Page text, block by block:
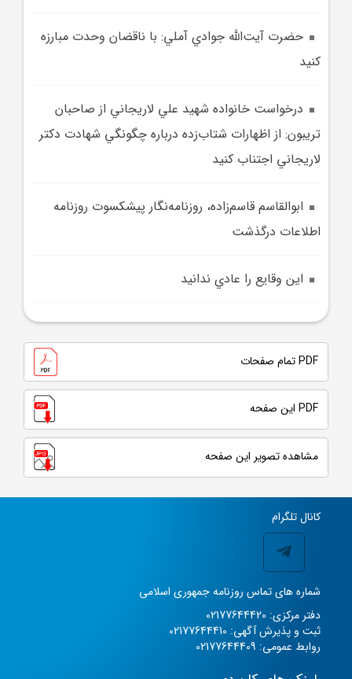
حضرت آيت‌الله جوادي آملي: با ناقضان وحدت مبارزه
کنيد
درخواست خانواده شهيد علي لاريجاني از صاحبان
تريبون: از اظهارات شتاب‌زده درباره چگونگي شهادت دکتر
لاريجاني اجتناب کنيد
ابوالقاسم قاسم‌زاده، روزنامه‌نگار پيشکسوت روزنامه
اطلاعات درگذشت
اين وقايع را عادي ندانيد
PDF تمام صفحات
PDF این صفحه
مشاهده تصویر این صفحه
کانال تلگرام
شماره های تماس روزنامه جمهوری اسلامی
دفتر مرکزی: 02177644420
ثبت و پذیرش آگهی: 02177644410
روابط عمومی: 02177644409